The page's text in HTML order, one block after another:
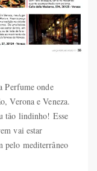
Perfume onde
Verona e Veneza.
tão lindinho! Esse
vai estar
pelo mediterrâneo